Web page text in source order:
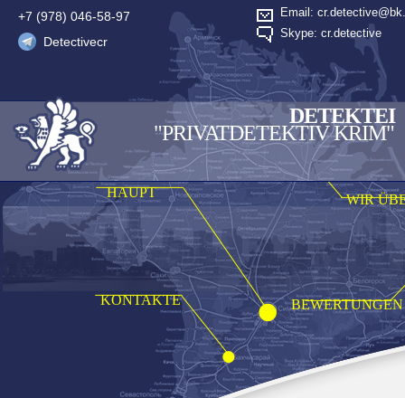
+7 (978) 046-58-97
Detectivecr
Email:
Skype: cr.detective
DETEKTEI
"PRIVATDETEKTIV KRIM"
HAUPT WIR
KONTAKTE BEWERTUNGEN